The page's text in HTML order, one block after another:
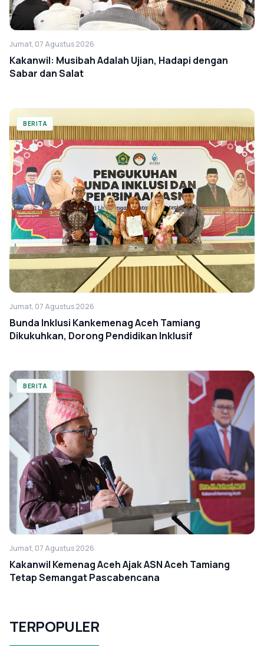
Jumat, 07 Agustus 2026
Kakanwil: Musibah Adalah Ujian, Hadapi dengan
Sabar dan Salat
BERITA
Jumat, 07 Agustus 2026
Bunda Inklusi Kankemenag Aceh Tamiang
Dikukuhkan, Dorong Pendidikan Inklusif
BERITA
Jumat, 07 Agustus 2026
Kakanwil Kemenag Aceh Ajak ASN Aceh Tamiang
Tetap Semangat Pascabencana
TERPOPULER